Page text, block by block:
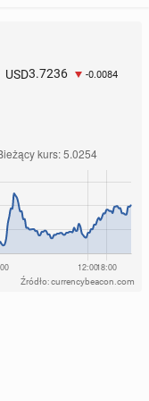
USD3.7236 -0.0084
Źródło: currencybeacon.com